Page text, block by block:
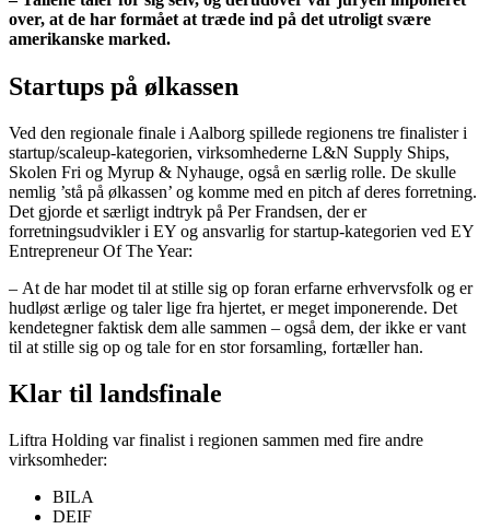
over, at de har formået at træde ind på det utroligt svære
amerikanske marked.
Startups på ølkassen
Ved den regionale finale i Aalborg spillede regionens tre finalister i
startup/scaleup-kategorien, virksomhederne L&N Supply Ships,
Skolen Fri og Myrup & Nyhauge, også en særlig rolle. De skulle
nemlig ’stå på ølkassen’ og komme med en pitch af deres forretning.
Det gjorde et særligt indtryk på Per Frandsen, der er
forretningsudvikler i EY og ansvarlig for startup-kategorien ved EY
Entrepreneur Of The Year:
– At de har modet til at stille sig op foran erfarne erhvervsfolk og er
hudløst ærlige og taler lige fra hjertet, er meget imponerende. Det
kendetegner faktisk dem alle sammen – også dem, der ikke er vant
til at stille sig op og tale for en stor forsamling, fortæller han.
Klar til landsfinale
Liftra Holding var finalist i regionen sammen med fire andre
virksomheder:
BILA
DEIF